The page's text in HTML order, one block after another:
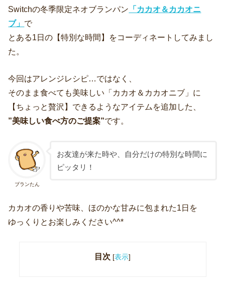
Switchの冬季限定ネオブランパン 「カカオ＆カカオニ
ブ」 で
とある1日の【特別な時間】をコーディネートしてみまし
た。
今回はアレンジレシピ…ではなく、
そのまま食べても美味しい「カカオ＆カカオニブ」に
【ちょっと贅沢】できるようなアイテムを追加した、
”美味しい食べ方のご提案”です。
ブランたん
お友達が来た時や、自分だけの特別な時間に
ピッタリ！
カカオの香りや苦味、ほのかな甘みに包まれた1日を
ゆっくりとお楽しみください^^*
目次 [表示]